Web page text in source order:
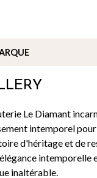
Le Diamant
intemporel
d'héritage et de
intemporelle
inaltérable.